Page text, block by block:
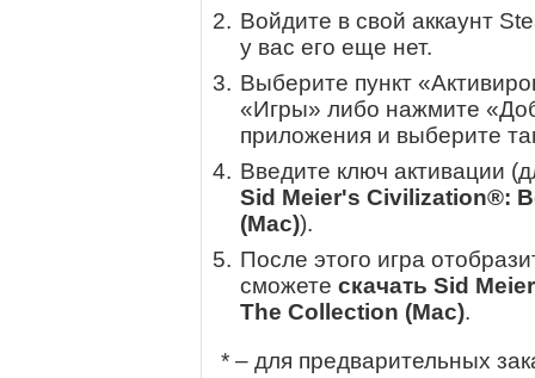
Войдите в свой аккаунт
у вас его еще нет.
Выберите пункт
«Игры» либо нажмите
приложения и выберите
Введите ключ активации
Sid Meier's Civilization®:
(Mac)).
После этого игра
сможете скачать Sid
The Collection (Mac).
* – для предварительных